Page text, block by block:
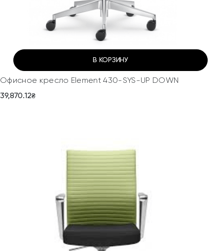
В КОРЗИНУ
Офисное кресло Element 430-SYS-UP DOWN
39,870.12₴